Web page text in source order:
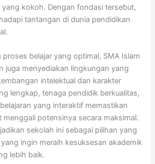
yang kokoh. Dengan fondasi tersebut,
tantangan di dunia pendidikan
belajar yang optimal, SMA Islam
juga menyediakan lingkungan yang
intelektual dan karakter
lengkap, tenaga pendidik berkualitas,
yang interaktif memastikan
menggali potensinya secara maksimal.
sekolah ini sebagai pilihan yang
ingin meraih kesuksesan akademik
lebih baik.